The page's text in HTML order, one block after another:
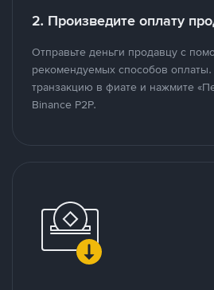
2. Произведите оплату
Отправьте деньги продавцу с
рекомендуемых способов
транзакцию в фиате и нажмите
Binance P2P.